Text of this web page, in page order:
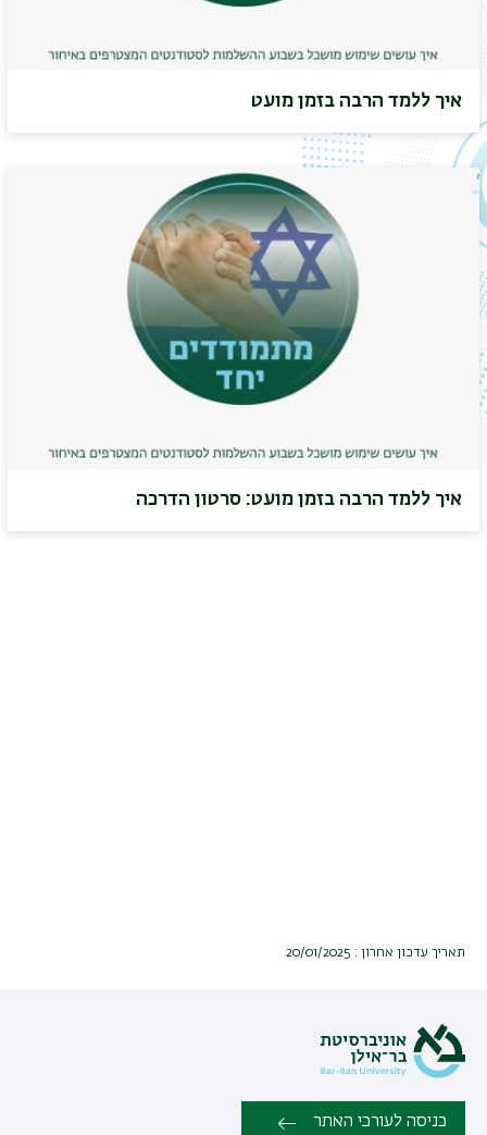
איך ללמד הרבה בזמן מועט
איך ללמד הרבה בזמן מועט: סרטון הדרכה
תאריך עדכון אחרון : 20/01/2025
כניסה לעורכי האתר